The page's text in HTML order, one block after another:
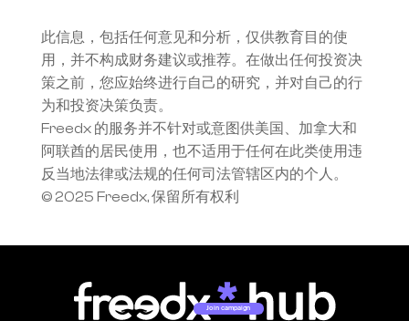
此信息，包括任何意见和分析，仅供教育目的使
用，并不构成财务建议或推荐。在做出任何投资决
策之前，您应始终进行自己的研究，并对自己的行
为和投资决策负责。
Freedx 的服务并不针对或意图供美国、加拿大和
阿联酋的居民使用，也不适用于任何在此类使用违
反当地法律或法规的任何司法管辖区内的个人。
© 2025 Freedx, 保留所有权利
Join campaign